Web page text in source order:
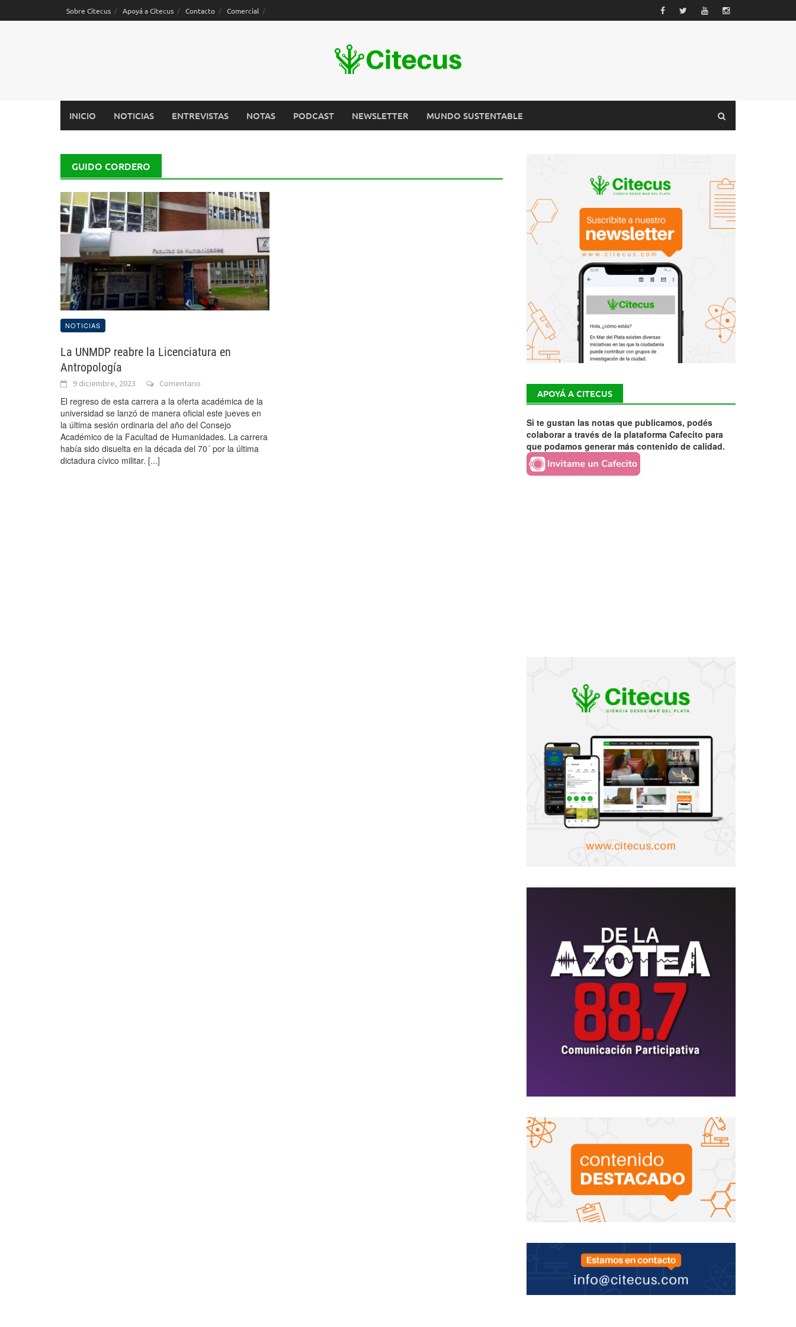
Sobre Citecus Apoyá a Citecus Contacto Comercial
INICIO NOTICIAS ENTREVISTAS NOTAS PODCAST NEWSLETTER MUNDO SUSTENTABLE
GUIDO CORDERO
NOTICIAS
La UNMDP reabre la Licenciatura en
Antropología
9 diciembre, 2023 Comentario
El regreso de esta carrera a la oferta académica de la
universidad se lanzó de manera oficial este jueves en
la última sesión ordinaria del año del Consejo
Académico de la Facultad de Humanidades. La carrera
había sido disuelta en la década del 70´ por la última
dictadura cívico militar. [...]
APOYÁ A CITECUS
Si te gustan las notas que publicamos, podés
colaborar a través de la plataforma Cafecito para
que podamos generar más contenido de calidad.